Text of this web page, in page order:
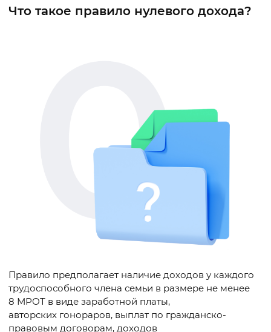
Что такое правило нулевого дохода?
Правило предполагает наличие доходов у каждого
трудоспособного члена семьи в размере не менее
8 МРОТ в виде заработной платы,
авторских гонораров, выплат по гражданско-
правовым договорам, доходов